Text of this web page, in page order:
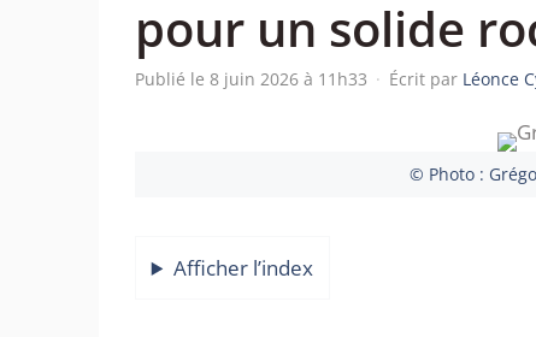
pour un solide
Publié le 8 juin 2026 à 11h33 · Écrit par Léonce
© Photo :
Afficher l’index